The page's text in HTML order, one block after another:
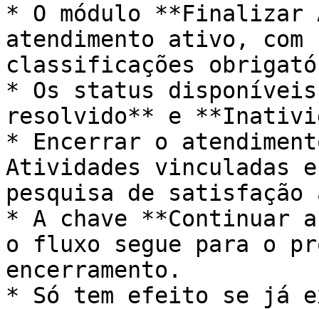
* O módulo
atendimento ativo,
classificações
* Os status
resolvido** e
* Encerrar o
Atividades vinculadas
pesquisa de
* A chave **Continuar
o fluxo segue para o
encerramento.
* Só tem efeito se já